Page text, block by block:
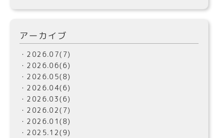
アーカイブ
・2026.07(7)
・2026.06(6)
・2026.05(8)
・2026.04(6)
・2026.03(6)
・2026.02(7)
・2026.01(8)
・2025.12(9)